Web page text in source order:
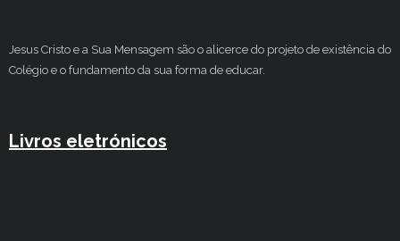
Jesus Cristo e a Sua Mensagem são o alicerce do projeto de existência do
Colégio e o fundamento da sua forma de educar.
Livros eletrónicos